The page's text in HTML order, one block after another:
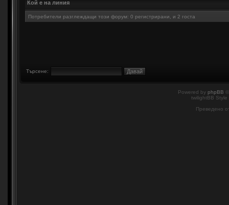
Кой е на линия
Потребители разглеждащи този форум: 0 регистрирани, и 2 госта
Търсене:
Powered by phpBB
twilightBB
Преведено